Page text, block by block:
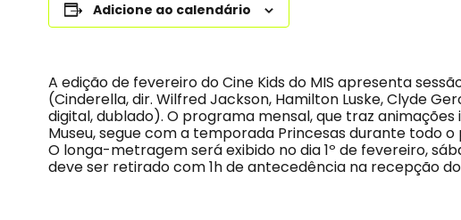
Adicione ao calendário
A edição de fevereiro do Cine Kids do MIS apresenta
(Cinderella, dir. Wilfred Jackson, Hamilton Luske, Clyde
digital, dublado). O programa mensal, que traz
Museu, segue com a temporada Princesas durante todo
O longa-metragem será exibido no dia 1º de fevereiro,
deve ser retirado com 1h de antecedência na recepção do